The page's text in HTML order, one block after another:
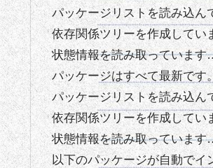
パッケージリストを読み込
依存関係ツリーを作成して
状態情報を読み取っていま
パッケージはすべて最新です
パッケージリストを読み込
依存関係ツリーを作成して
状態情報を読み取っていま
以下のパッケージが自動でイ